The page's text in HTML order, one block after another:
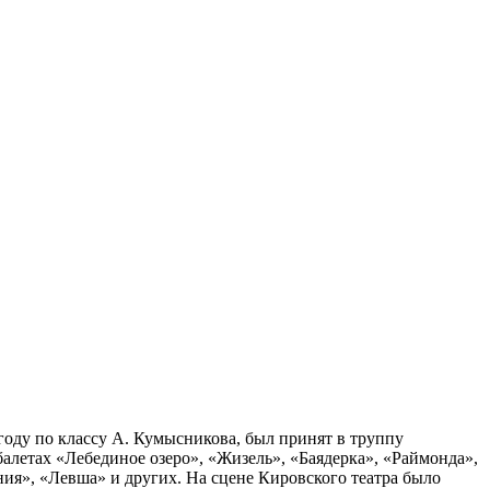
по классу А. Кумысникова, был принят в труппу
«Лебединое озеро», «Жизель», «Баядерка», «Раймонда»,
«Левша» и других. На сцене Кировского театра было